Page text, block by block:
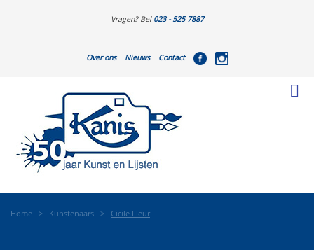
Vragen? Bel 023 - 525 7887
Over ons Nieuws Contact
Home > Kunstenaars > Cicile Fleur